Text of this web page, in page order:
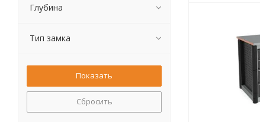
Глубина
Тип замка
Сбросить